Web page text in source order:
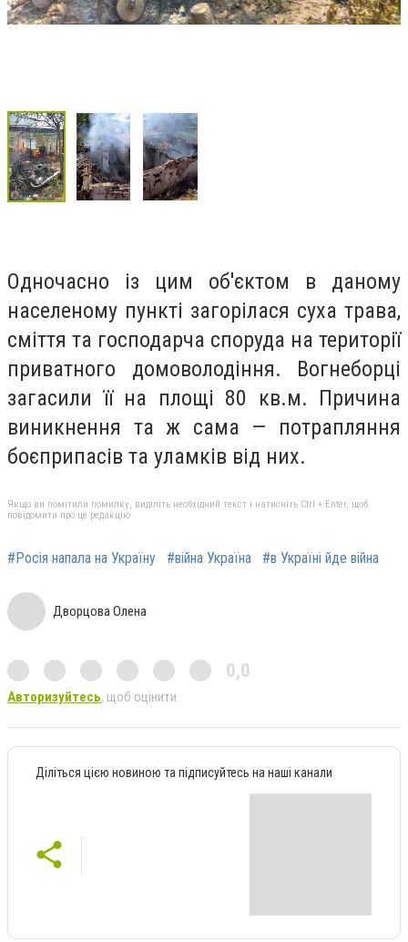
Одночасно із цим об'єктом в даному
населеному пункті загорілася суха трава,
сміття та господарча споруда на території
приватного домоволодіння. Вогнеборці
загасили її на площі 80 кв.м. Причина
виникнення та ж сама — потрапляння
боєприпасів та уламків від них.
Якщо ви помітили помилку, виділіть необхідний текст і натисніть Ctrl + Enter, щоб
повідомити про це редакцію
#Росія напала на Україну #війна Україна #в Україні йде війна
Дворцова Олена
0,0
Авторизуйтесь, щоб оцінити
Діліться цією новиною та підписуйтесь на наші канали